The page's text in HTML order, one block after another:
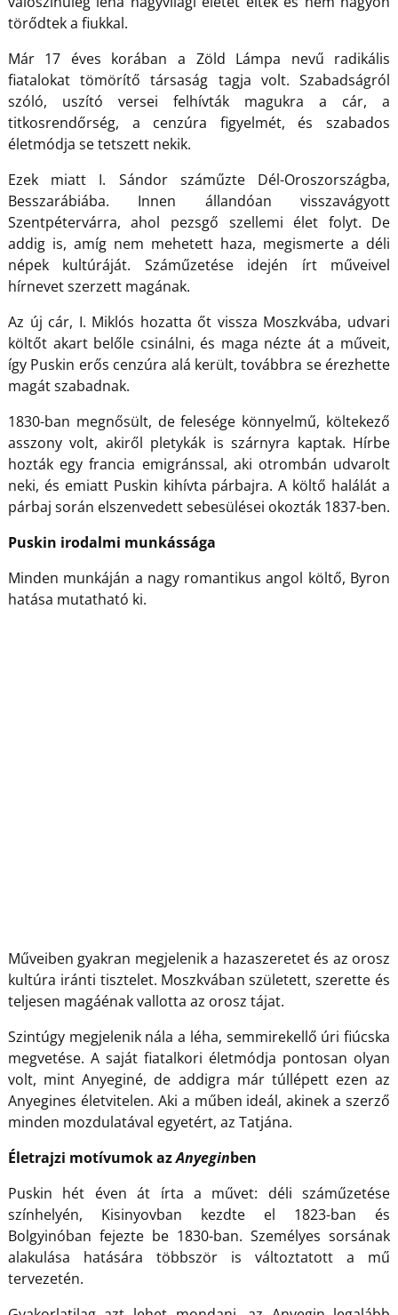
törődtek a fiukkal.
Már 17 éves korában a Zöld Lámpa nevű radikális
fiatalokat tömörítő társaság tagja volt. Szabadságról
szóló, uszító versei felhívták magukra a cár, a
titkosrendőrség, a cenzúra figyelmét, és szabados
életmódja se tetszett nekik.
Ezek miatt I. Sándor száműzte Dél-Oroszországba,
Besszarábiába. Innen állandóan visszavágyott
Szentpétervárra, ahol pezsgő szellemi élet folyt. De
addig is, amíg nem mehetett haza, megismerte a déli
népek kultúráját. Száműzetése idején írt műveivel
hírnevet szerzett magának.
Az új cár, I. Miklós hozatta őt vissza Moszkvába, udvari
költőt akart belőle csinálni, és maga nézte át a műveit,
így Puskin erős cenzúra alá került, továbbra se érezhette
magát szabadnak.
1830-ban megnősült, de felesége könnyelmű, költekező
asszony volt, akiről pletykák is szárnyra kaptak. Hírbe
hozták egy francia emigránssal, aki otrombán udvarolt
neki, és emiatt Puskin kihívta párbajra. A költő halálát a
párbaj során elszenvedett sebesülései okozták 1837-ben.
Puskin irodalmi munkássága
Minden munkáján a nagy romantikus angol költő, Byron
hatása mutatható ki.
Műveiben gyakran megjelenik a hazaszeretet és az orosz
kultúra iránti tisztelet. Moszkvában született, szerette és
teljesen magáénak vallotta az orosz tájat.
Szintúgy megjelenik nála a léha, semmirekellő úri fiúcska
megvetése. A saját fiatalkori életmódja pontosan olyan
volt, mint Anyeginé, de addigra már túllépett ezen az
Anyegines életvitelen. Aki a műben ideál, akinek a szerző
minden mozdulatával egyetért, az Tatjána.
Életrajzi motívumok azAnyeginben
Puskin hét éven át írta a művet: déli száműzetése
színhelyén, Kisinyovban kezdte el 1823-ban és
Bolgyinóban fejezte be 1830-ban. Személyes sorsának
alakulása hatására többször is változtatott a mű
tervezetén.